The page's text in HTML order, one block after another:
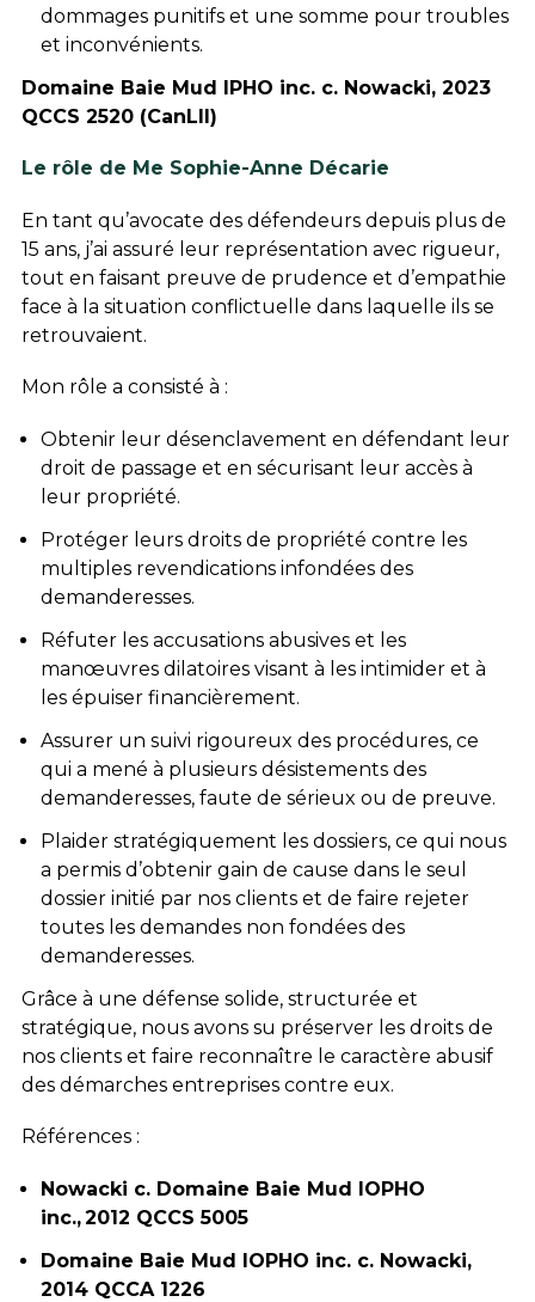
dommages punitifs et une somme pour troubles
et inconvénients.
Domaine Baie Mud IPHO inc. c. Nowacki, 2023
QCCS 2520 (CanLII)
Le rôle de Me Sophie-Anne Décarie
En tant qu’avocate des défendeurs depuis plus de
15 ans, j’ai assuré leur représentation avec rigueur,
tout en faisant preuve de prudence et d’empathie
face à la situation conflictuelle dans laquelle ils se
retrouvaient.
Mon rôle a consisté à :
Obtenir leur désenclavement en défendant leur
droit de passage et en sécurisant leur accès à
leur propriété.
Protéger leurs droits de propriété contre les
multiples revendications infondées des
demanderesses.
Réfuter les accusations abusives et les
manœuvres dilatoires visant à les intimider et à
les épuiser financièrement.
Assurer un suivi rigoureux des procédures, ce
qui a mené à plusieurs désistements des
demanderesses, faute de sérieux ou de preuve.
Plaider stratégiquement les dossiers, ce qui nous
a permis d’obtenir gain de cause dans le seul
dossier initié par nos clients et de faire rejeter
toutes les demandes non fondées des
demanderesses.
Grâce à une défense solide, structurée et
stratégique, nous avons su préserver les droits de
nos clients et faire reconnaître le caractère abusif
des démarches entreprises contre eux.
Références :
Nowacki c. Domaine Baie Mud IOPHO
inc.,2012 QCCS 5005
Domaine Baie Mud IOPHO inc. c. Nowacki,
2014 QCCA 1226